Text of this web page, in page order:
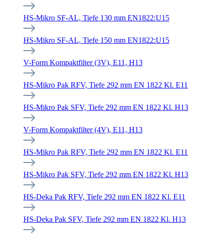
HS-Mikro SF-AL, Tiefe 130 mm EN1822:U15
HS-Mikro SF-AL, Tiefe 150 mm EN1822:U15
V-Form Kompaktfilter (3V), E11, H13
HS-Mikro Pak RFV, Tiefe 292 mm EN 1822 Kl. E11
HS-Mikro Pak SFV, Tiefe 292 mm EN 1822 Kl. H13
V-Form Kompaktfilter (4V), E11, H13
HS-Mikro Pak RFV, Tiefe 292 mm EN 1822 Kl. E11
HS-Mikro Pak SFV, Tiefe 292 mm EN 1822 Kl. H13
HS-Deka Pak RFV, Tiefe 292 mm EN 1822 Kl. E11
HS-Deka Pak SFV, Tiefe 292 mm EN 1822 Kl. H13